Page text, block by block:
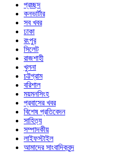
প্রচ্ছদ
কনভার্টার
সব খবর
ঢাকা
রংপুর
সিলেট
রাজশাহী
খুলনা
চট্টগ্রাম
বরিশাল
ময়মনসিংহ
প্রবাসের খবর
বিশেষ প্রতিবেদন
সাহিত্য
সম্পাদকীয়
লাইফস্টাইল
আমাদের সাংবাদিকবৃন্দ